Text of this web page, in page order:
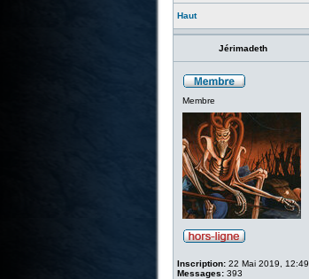
Haut
Jérimadeth
Membre
Inscription:22 Mai 2019, 12:49
Messages:393